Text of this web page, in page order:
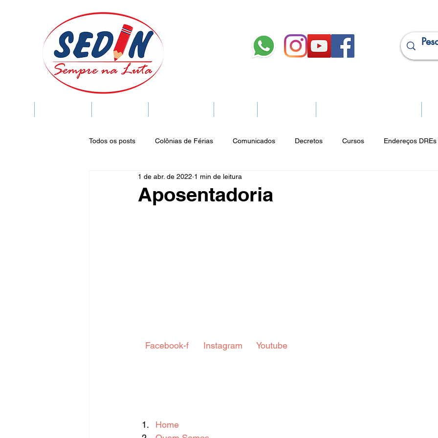
Todos os posts Colônias de Férias Comunicados Decretos Cursos Endereços
Legislação Notícias Espaço Cultural
Aposentadoria
1 de abr. de 2022 1 min de leitura
Facebook-f Instagram Youtube
Home